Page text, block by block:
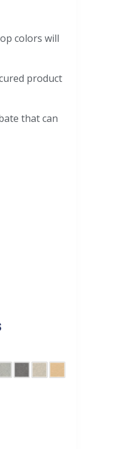
colors will
product
that can